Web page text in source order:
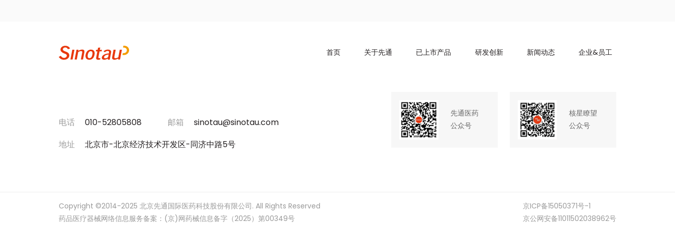
首页 关于先通 已上市产品 研发创新 新闻动态 企业&员工
电话 010-52805808 邮箱 sinotau@sinotau.com
地址 北京市-北京经济技术开发区-同济中路5号
先通医药
公众号
核星瞭望
公众号
Copyright ©2014-2025 北京先通国际医药科技股份有限公司. All Rights Reserved
药品医疗器械网络信息服务备案：(京)网药械信息备字（2025）第00349号
京ICP备15050371号-1
京公网安备11011502038962号